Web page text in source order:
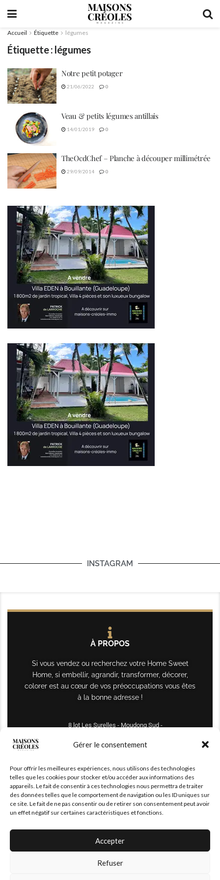
Gérer le consentement
Pour offrir les meilleures expériences, nous utilisons des technologies
telles que les cookies pour stocker et/ou accéder aux informations des
appareils. Le fait de consentir à ces technologies nous permettra de traiter
des données telles que le comportement de navigation ou les ID uniques sur
ce site. Le fait de ne pas consentir ou de retirer son consentement peut avoir
un effet négatif sur certaines caractéristiques et fonctions.
Accepter
Refuser
Accueil Étiquette légumes
Étiquette : légumes
Notre petit potager
21/06/2022 0
Veau & petits légumes antillais
14/01/2019 0
TheOcdChef – Planche à découper millimétrée
29/09/2014 0
INSTAGRAM
À PROPOS
Si vous vendez ou recherchez votre Home Sweet
Home, si embellir, agrandir, transformer, décorer,
colorer est au cœur de vos préoccupations vous êtes
à la bonne adresse !
8 lot Les Surelles - Moudong Sud -
maisonscreoles.immo@gmail.com